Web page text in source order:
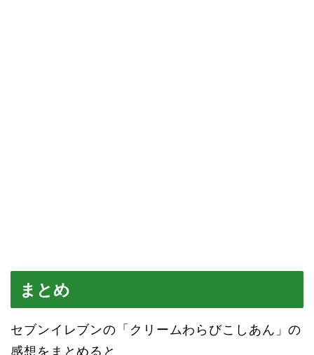
まとめ
セブンイレブンの「クリームわらびこしあん」の
感想をまとめると